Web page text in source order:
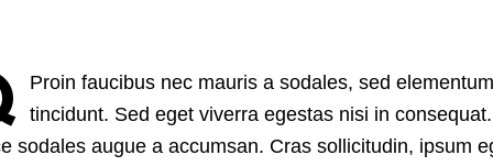
Proin faucibus nec mauris a sodales, sed
tincidunt. Sed eget viverra egestas nisi in consequat.
sodales augue a accumsan. Cras sollicitudin, ipsum